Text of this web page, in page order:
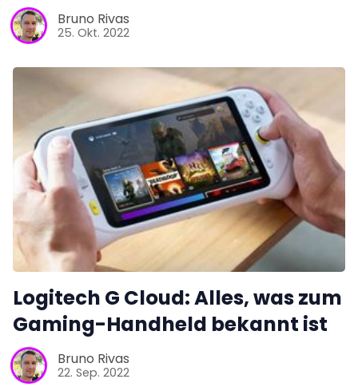
Bruno Rivas
25. Okt. 2022
Logitech G Cloud: Alles, was zum
Gaming-Handheld bekannt ist
Bruno Rivas
22. Sep. 2022